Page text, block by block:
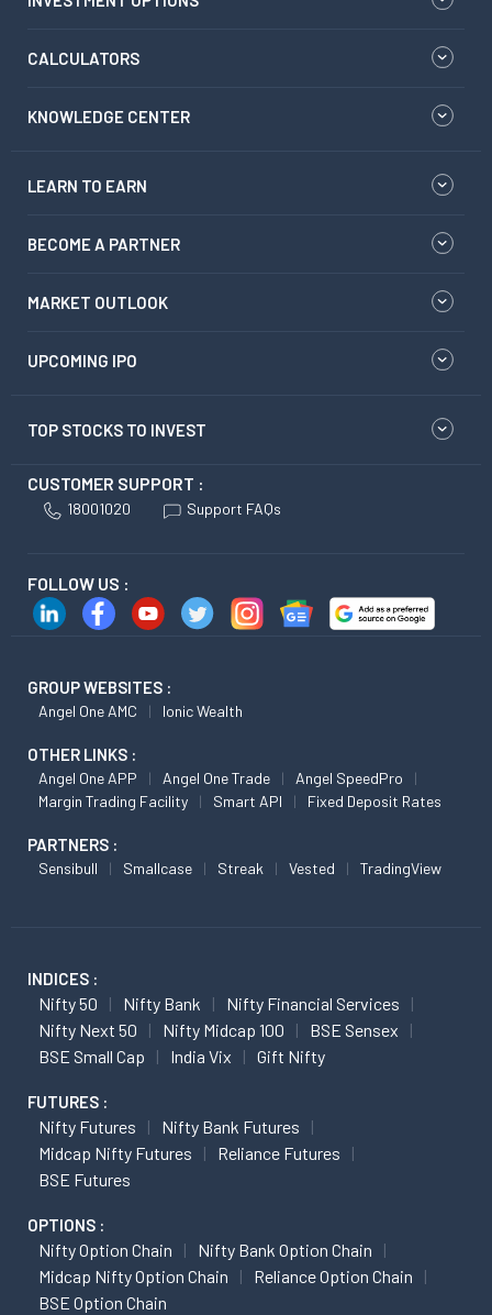
CALCULATORS
KNOWLEDGE CENTER
LEARN TO EARN
BECOME A PARTNER
MARKET OUTLOOK
UPCOMING IPO
TOP STOCKS TO INVEST
CUSTOMER SUPPORT :
18001020 Support FAQs
FOLLOW US :
GROUP WEBSITES :
Angel One AMC Ionic Wealth
OTHER LINKS :
Angel One APP Angel One Trade
Angel SpeedPro
Margin Trading Facility
Smart API Fixed Deposit Rates
PARTNERS :
Sensibull Smallcase Streak Vested TradingView
INDICES :
Nifty 50 Nifty Bank
Nifty Financial Services
Nifty Next 50
Nifty Midcap 100
BSE Sensex
BSE Small Cap
India Vix Gift Nifty
FUTURES :
Nifty Futures
Nifty Bank Futures
Midcap Nifty Futures
Reliance Futures
BSE Futures
OPTIONS :
Nifty Option Chain
Nifty Bank Option Chain
Midcap Nifty Option Chain
Reliance Option Chain
BSE Option Chain